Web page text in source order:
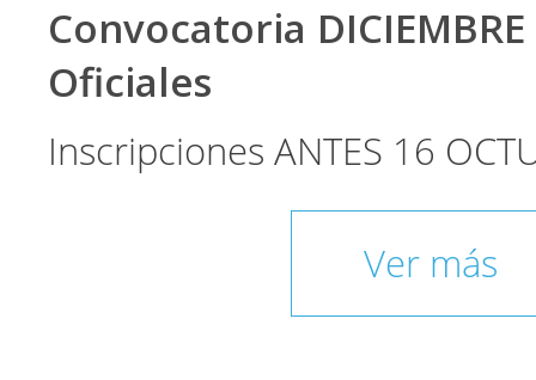
Convocatoria
Oficiales
Inscripciones ANTES 16
Ver más